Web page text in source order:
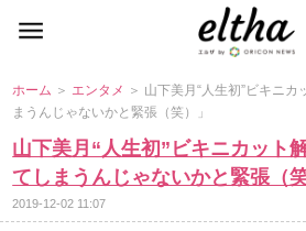
ホーム ＞ エンタメ ＞ 山下美月“人生初”ビキニ
まうんじゃないかと緊張（笑）」
山下美月“人生初”ビキニカット
てしまうんじゃないかと緊張（笑
2019-12-02 11:07